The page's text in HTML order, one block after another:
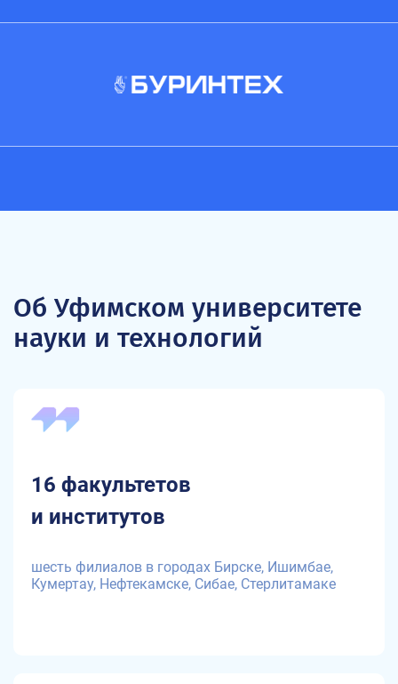
Об Уфимском университете
науки и технологий
16 факультетов
и институтов
шесть филиалов в городах Бирске, Ишимбае,
Кумертау, Нефтекамске, Сибае, Стерлитамаке